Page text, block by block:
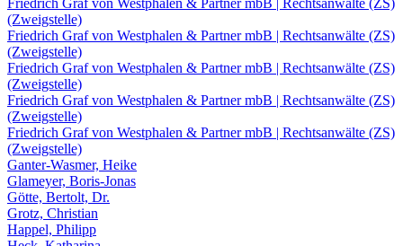
(Zweigstelle)
Friedrich Graf von Westphalen & Partner mbB | Rechtsanwälte (ZS)
(Zweigstelle)
Friedrich Graf von Westphalen & Partner mbB | Rechtsanwälte (ZS)
(Zweigstelle)
Friedrich Graf von Westphalen & Partner mbB | Rechtsanwälte (ZS)
(Zweigstelle)
Friedrich Graf von Westphalen & Partner mbB | Rechtsanwälte (ZS)
(Zweigstelle)
Ganter-Wasmer, Heike
Glameyer, Boris-Jonas
Götte, Bertolt, Dr.
Grotz, Christian
Happel, Philipp